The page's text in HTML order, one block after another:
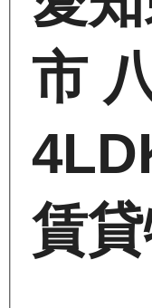
市
賃